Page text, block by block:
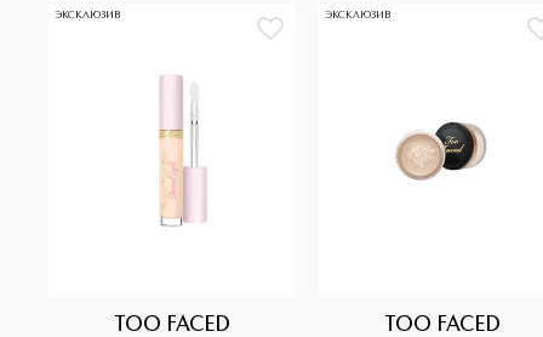
ЭКСКЛЮЗИВ
TOO FACED
ЭКСКЛЮЗИВ
TOO FACED